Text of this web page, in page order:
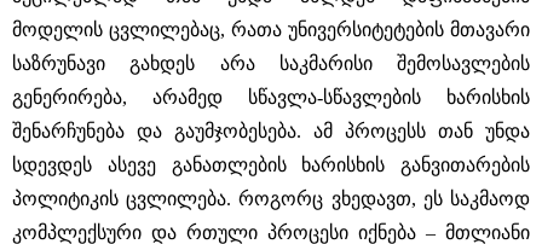
მოდელის ცვლილებაც, რათა უნივერსიტეტების მთავარი
საზრუნავი გახდეს არა საკმარისი შემოსავლების
გენერირება, არამედ სწავლა-სწავლების ხარისხის
შენარჩუნება და გაუმჯობესება. ამ პროცესს თან უნდა
სდევდეს ასევე განათლების ხარისხის განვითარების
პოლიტიკის ცვლილება. როგორც ვხედავთ, ეს საკმაოდ
კომპლექსური და რთული პროცესი იქნება – მთლიანი